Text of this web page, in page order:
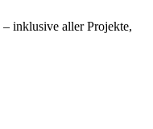
– inklusive aller Projekte,